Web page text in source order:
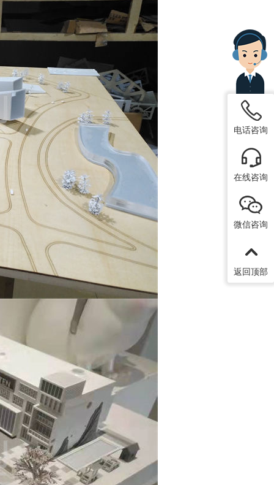
电话咨询
在线咨询
微信咨询
返回顶部